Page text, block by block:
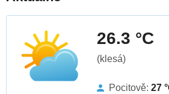
26.3 °C
(klesá)
Pocitově: 27